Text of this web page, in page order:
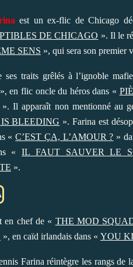
est un ex-flic de Chicago
DE CHICAGO ». Il le
SENS », qui sera son premier
ses traits grêlés à l’ignoble
», en flic oncle du héros dans «
». Il apparaît non mentionné au
BLEEDING ». Farina est
«C’EST ÇA, L’AMOUR ? »
«IL FAUT SAUVER LE
».
en chef de « THE MOD
», en caïd irlandais dans « YOU
Farina réintègre les rangs de